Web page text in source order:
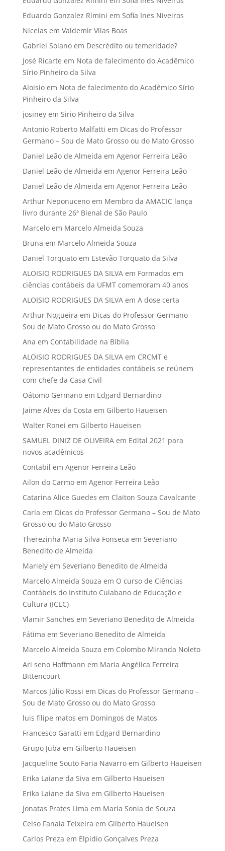
Eduardo Gonzalez Rímini em Sofia Ines Niveiros
Niceias em Valdemir Vilas Boas
Gabriel Solanoem Descrédito ou temeridade?
José Ricarte em Nota de falecimento do Acadêmico
Sírio Pinheiro da Silva
Aloisioem Nota de falecimento do Acadêmico Sírio
Pinheiro da Silva
josineyem Sirio Pinheiro da Silva
Antonio Roberto Malfatti em Dicas do Professor
Germano – Sou de Mato Grosso ou do Mato Grosso
Daniel Leão de Almeida em Agenor Ferreira Leão
Daniel Leão de Almeida em Agenor Ferreira Leão
Daniel Leão de Almeida em Agenor Ferreira Leão
Arthur Neponucenoem Membro da AMACIC lança
livro durante 26ª Bienal de São Paulo
Marceloem Marcelo Almeida Souza
Bruna em Marcelo Almeida Souza
Daniel Torquatoem Estevão Torquato da Silva
ALOISIO RODRIGUES DA SILVAem Formados em
ciências contábeis da UFMT comemoram 40 anos
ALOISIO RODRIGUES DA SILVAem A dose certa
Arthur Nogueira em Dicas do Professor Germano –
Sou de Mato Grosso ou do Mato Grosso
Ana em Contabilidade na Bíblia
ALOISIO RODRIGUES DA SILVAem CRCMT e
representantes de entidades contábeis se reúnem
com chefe da Casa Civil
Oátomo Germanoem Edgard Bernardino
Jaime Alves da Costa em Gilberto Haueisen
Walter Ronei em Gilberto Haueisen
SAMUEL DINIZ DE OLIVEIRAem Edital 2021 para
novos acadêmicos
Contabil em Agenor Ferreira Leão
Ailon do Carmoem Agenor Ferreira Leão
Catarina Alice Guedes em Claiton Souza Cavalcante
Carla em Dicas do Professor Germano – Sou de Mato
Grosso ou do Mato Grosso
Therezinha Maria Silva Fonseca em Severiano
Benedito de Almeida
Marielyem Severiano Benedito de Almeida
Marcelo Almeida Souza em O curso de Ciências
Contábeis do Instituto Cuiabano de Educação e
Cultura (ICEC)
Vlamir Sanches em Severiano Benedito de Almeida
Fátima em Severiano Benedito de Almeida
Marcelo Almeida Souza em Colombo Miranda Noleto
Ari seno Hoffmann em Maria Angélica Ferreira
Bittencourt
Marcos Júlio Rossi em Dicas do Professor Germano –
Sou de Mato Grosso ou do Mato Grosso
luis filipe matos em Domingos de Matos
Francesco Garatti em Edgard Bernardino
Grupo Juba em Gilberto Haueisen
Jacqueline Souto Faria Navarroem Gilberto Haueisen
Erika Laiane da Siva em Gilberto Haueisen
Erika Laiane da Siva em Gilberto Haueisen
Jonatas Prates Lima em Maria Sonia de Souza
Celso Fanaia Teixeira em Gilberto Haueisen
Carlos Preza em Elpidio Gonçalves Preza